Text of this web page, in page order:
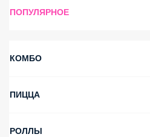
ПОПУЛЯРНОЕ
КОМБО
ПИЦЦА
РОЛЛЫ